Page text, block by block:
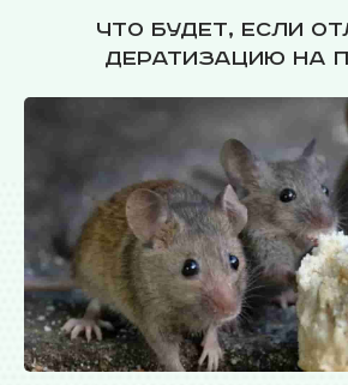
Что будет, если
дератизацию на